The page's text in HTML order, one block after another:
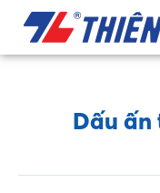
Dấu ấn